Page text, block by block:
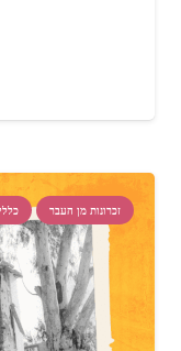
זכרונות מן העבר כללי